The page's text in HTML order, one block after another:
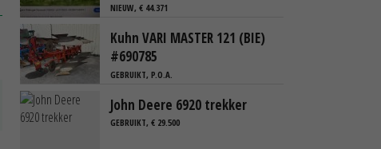
NIEUW, € 44.371
Kuhn VARI MASTER 121 (BIE)
#690785
GEBRUIKT, P.O.A.
John Deere 6920 trekker
GEBRUIKT, € 29.500